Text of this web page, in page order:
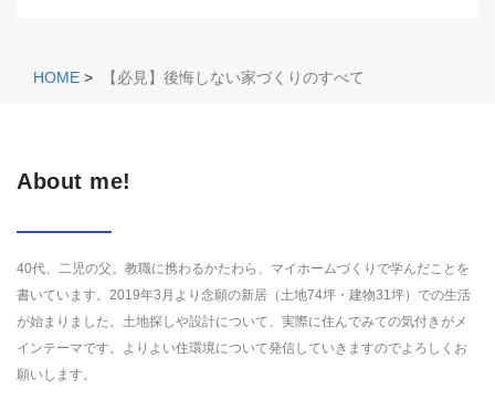
HOME > 【必見】後悔しない家づくりのすべて
About me!
40代、二児の父。教職に携わるかたわら、マイホームづくりで学んだことを
書いています。2019年3月より念願の新居（土地74坪・建物31坪）での生活
が始まりました。土地探しや設計について、実際に住んでみての気付きがメ
インテーマです。よりよい住環境について発信していきますのでよろしくお
願いします。